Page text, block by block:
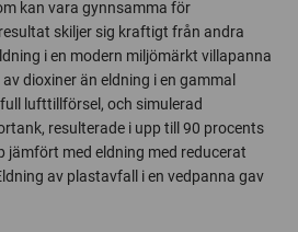
kan vara gynnsamma för
skiljer sig kraftigt från andra
i en modern miljömärkt villapanna
dioxiner än eldning i en gammal
lufttillförsel, och simulerad
resulterade i upp till 90 procents
jämfört med eldning med reducerat
av plastavfall i en vedpanna gav